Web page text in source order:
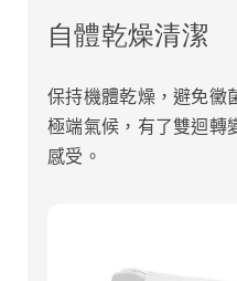
自體乾燥清潔
保持機體乾燥，避免黴
極端氣候，有了雙迴轉
感受。